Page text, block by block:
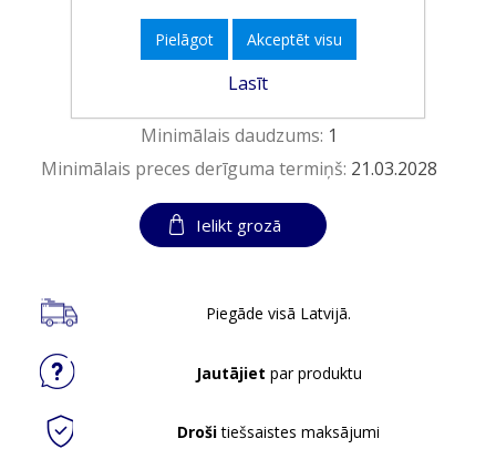
Art.:
254304
EAN:5908252020935
Minimālais daudzums: 1
Minimālais preces derīguma termiņš: 21.03.2028
Ielikt grozā
Piegāde visā Latvijā.
Jautājiet par produktu
Drošitiešsaistes maksājumi
Pielāgot Akceptēt visu
Lasīt